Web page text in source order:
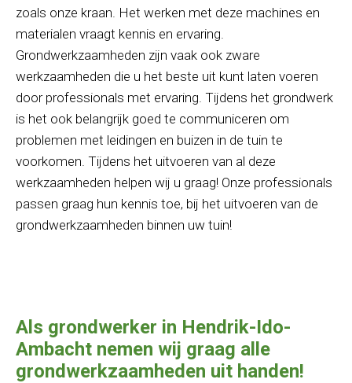
zoals onze kraan. Het werken met deze machines en
materialen vraagt kennis en ervaring.
Grondwerkzaamheden zijn vaak ook zware
werkzaamheden die u het beste uit kunt laten voeren
door professionals met ervaring. Tijdens het grondwerk
is het ook belangrijk goed te communiceren om
problemen met leidingen en buizen in de tuin te
voorkomen. Tijdens het uitvoeren van al deze
werkzaamheden helpen wij u graag! Onze professionals
passen graag hun kennis toe, bij het uitvoeren van de
grondwerkzaamheden binnen uw tuin!
Als grondwerker in Hendrik-Ido-
Ambacht nemen wij graag alle
grondwerkzaamheden uit handen!